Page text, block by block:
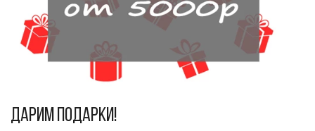
Дарим подарки!